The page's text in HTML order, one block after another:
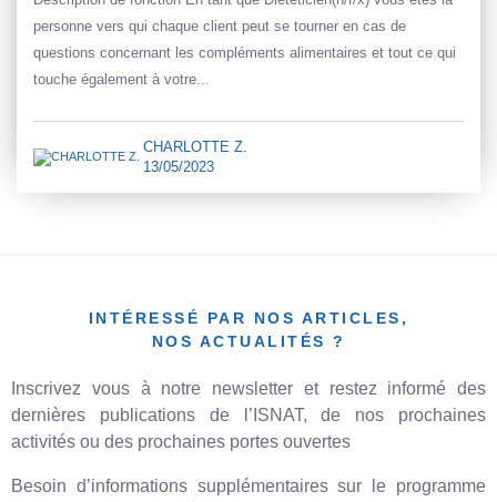
personne vers qui chaque client peut se tourner en cas de
questions concernant les compléments alimentaires et tout ce qui
touche également à votre...
CHARLOTTE Z.
13/05/2023
INTÉRESSÉ PAR NOS ARTICLES,
NOS ACTUALITÉS ?
Inscrivez vous à notre newsletter et restez informé des
dernières publications de l’ISNAT, de nos prochaines
activités ou des prochaines portes ouvertes
Besoin d’informations supplémentaires sur le programme